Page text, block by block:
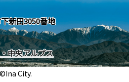
新田3050番地
中央アルプス
©Ina City.